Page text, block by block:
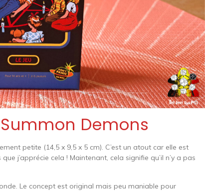
Demons
petite (14,5 x 9,5 x 5 cm). C’est un atout car elle est
j’apprécie cela ! Maintenant, cela signifie qu’il n’y a pas
Le concept est original mais peu maniable pour